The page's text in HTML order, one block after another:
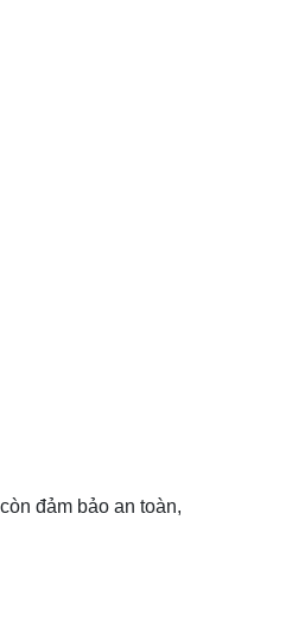
đảm bảo an toàn,